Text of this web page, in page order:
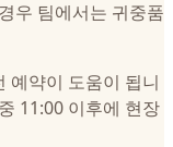
우 팀에서는 귀중품
예약이 도움이 됩니
11:00 이후에 현장